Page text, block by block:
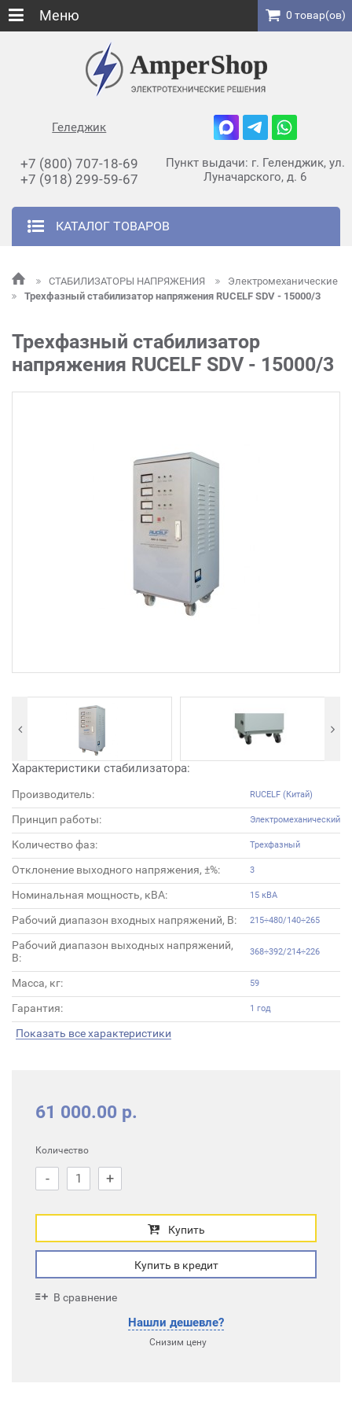
Геледжик
+7 (800) 707-18-69
+7 (918) 299-59-67
Пункт выдачи: г. Геленджик, ул.
Луначарского, д. 6
КАТАЛОГ ТОВАРОВ
Меню 0 товар(ов)
СТАБИЛИЗАТОРЫ НАПРЯЖЕНИЯ
Электромеханические
Трехфазный стабилизатор напряжения RUCELF SDV - 15000/3
Трехфазный стабилизатор
напряжения RUCELF SDV - 15000/3
Характеристики стабилизатора:
Производитель: RUCELF (Китай)
Принцип работы: Электромеханический
Количество фаз: Трехфазный
Отклонение выходного напряжения, ±%: 3
Номинальная мощность, кВА: 15 кВА
Рабочий диапазон входных напряжений, В: 215÷480/140÷265
Рабочий диапазон выходных напряжений,
В:
368÷392/214÷226
Масса, кг: 59
Гарантия: 1 год
Показать все характеристики
61 000.00 р.
Количество
- +
Купить
Купить в кредит
В сравнение
Нашли дешевле?
Снизим цену